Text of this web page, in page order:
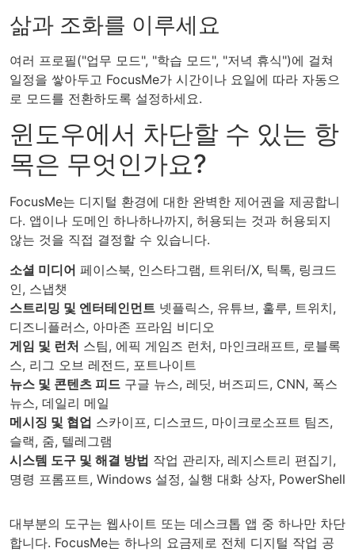
삶과 조화를 이루세요
여러 프로필("업무 모드", "학습 모드", "저녁 휴식")에 걸쳐
일정을 쌓아두고 FocusMe가 시간이나 요일에 따라 자동으
로 모드를 전환하도록 설정하세요.
윈도우에서 차단할 수 있는 항
목은 무엇인가요?
FocusMe는 디지털 환경에 대한 완벽한 제어권을 제공합니
다. 앱이나 도메인 하나하나까지, 허용되는 것과 허용되지
않는 것을 직접 결정할 수 있습니다.
소셜 미디어 페이스북, 인스타그램, 트위터/X, 틱톡, 링크드
인, 스냅챗
스트리밍 및 엔터테인먼트 넷플릭스, 유튜브, 훌루, 트위치,
디즈니플러스, 아마존 프라임 비디오
게임 및 런처 스팀, 에픽 게임즈 런처, 마인크래프트, 로블록
스, 리그 오브 레전드, 포트나이트
뉴스 및 콘텐츠 피드 구글 뉴스, 레딧, 버즈피드, CNN, 폭스
뉴스, 데일리 메일
메시징 및 협업 스카이프, 디스코드, 마이크로소프트 팀즈,
슬랙, 줌, 텔레그램
시스템 도구 및 해결 방법 작업 관리자, 레지스트리 편집기,
명령 프롬프트, Windows 설정, 실행 대화 상자, PowerShell
대부분의 도구는 웹사이트 또는 데스크톱 앱 중 하나만 차단
합니다. FocusMe는 하나의 요금제로 전체 디지털 작업 공